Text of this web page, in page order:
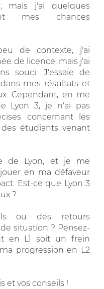
mais j'ai quelques
mes chances
de contexte, j'ai
de licence, mais j'ai
souci. J'essaie de
mes résultats et
Cependant, en me
Lyon 3, je n'ai pas
concernant les
étudiants venant
de Lyon, et je me
en ma défaveur
Est-ce que Lyon 3
?
ou des retours
situation ? Pensez-
en L1 soit un frein
progression en L2
et vos conseils !